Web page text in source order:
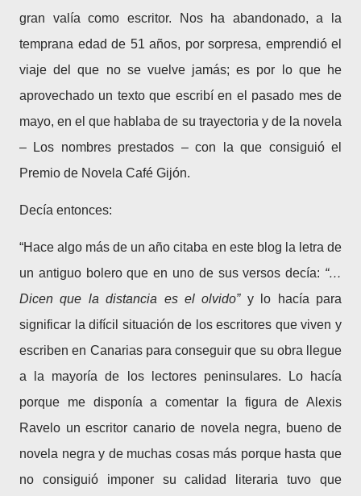
gran valía como escritor. Nos ha abandonado, a la
temprana edad de 51 años, por sorpresa, emprendió el
viaje del que no se vuelve jamás; es por lo que he
aprovechado un texto que escribí en el pasado mes de
mayo, en el que hablaba de su trayectoria y de la novela
– Los nombres prestados – con la que consiguió el
Premio de Novela Café Gijón.
Decía entonces:
“Hace algo más de un año citaba en este blog la letra de
un antiguo bolero que en uno de sus versos decía: “…
Dicen que la distancia es el olvido”y lo hacía para
significar la difícil situación de los escritores que viven y
escriben en Canarias para conseguir que su obra llegue
a la mayoría de los lectores peninsulares. Lo hacía
porque me disponía a comentar la figura de Alexis
Ravelo un escritor canario de novela negra, bueno de
novela negra y de muchas cosas más porque hasta que
no consiguió imponer su calidad literaria tuvo que